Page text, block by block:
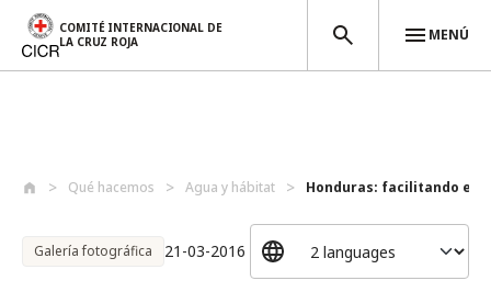
COMITÉ INTERNACIONAL DE
LA CRUZ ROJA
MENÚ
Qué hacemos Agua y hábitat Honduras: facilitando el
Galería fotográfica 21-03-2016